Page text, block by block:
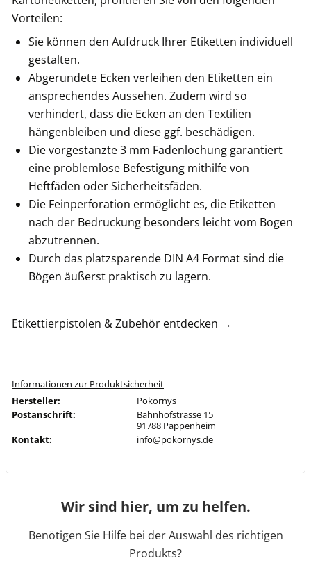
Vorteilen:
Sie können den Aufdruck Ihrer Etiketten individuell
gestalten.
Abgerundete Ecken verleihen den Etiketten ein
ansprechendes Aussehen. Zudem wird so
verhindert, dass die Ecken an den Textilien
hängenbleiben und diese ggf. beschädigen.
Die vorgestanzte 3 mm Fadenlochung garantiert
eine problemlose Befestigung mithilfe von
Heftfäden oder Sicherheitsfäden.
Die Feinperforation ermöglicht es, die Etiketten
nach der Bedruckung besonders leicht vom Bogen
abzutrennen.
Durch das platzsparende DIN A4 Format sind die
Bögen äußerst praktisch zu lagern.
Etikettierpistolen & Zubehör entdecken →
Informationen zur Produktsicherheit
Hersteller:
Pokornys
Postanschrift:
Bahnhofstrasse 15
91788 Pappenheim
Kontakt:
info@pokornys.de
Wir sind hier, um zu helfen.
Benötigen Sie Hilfe bei der Auswahl des richtigen
Produkts?